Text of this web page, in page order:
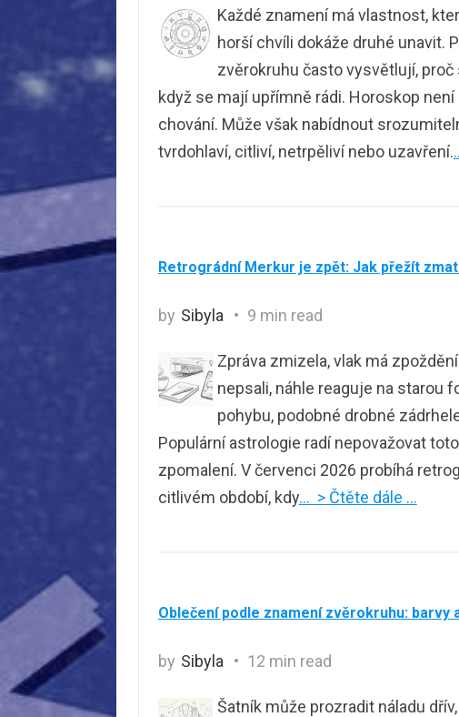
Každé znamení má vlastnost,
horší chvíli dokáže druhé unavit.
zvěrokruhu často vysvětlují, proč
když se mají upřímně rádi. Horoskop
chování. Může však nabídnout
tvrdohlaví, citliví, netrpěliví nebo uzavření.
Retrográdní Merkur je zpět: Jak přežít
by Sibyla 9 min read
Zpráva zmizela, vlak má
nepsali, náhle reaguje na starou
pohybu, podobné drobné
Populární astrologie radí nepovažovat
zpomalení. V červenci 2026 probíhá
citlivém období, kdy… > Čtěte dále …
Oblečení podle znamení zvěrokruhu: barvy
by Sibyla 12 min read
Šatník může prozradit náladu